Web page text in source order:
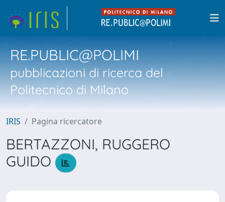
RE.PUBLIC@POLIMI
pubblicazioni di ricerca del
Politecnico di Milano
IRIS Pagina ricercatore
BERTAZZONI, RUGGERO
GUIDO